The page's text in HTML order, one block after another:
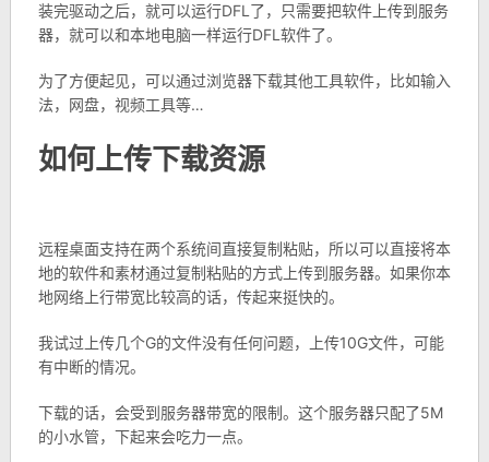
装完驱动之后，就可以运行DFL了，只需要把软件上传到服务
器，就可以和本地电脑一样运行DFL软件了。
为了方便起见，可以通过浏览器下载其他工具软件，比如输入
法，网盘，视频工具等…
如何上传下载资源
远程桌面支持在两个系统间直接复制粘贴，所以可以直接将本
地的软件和素材通过复制粘贴的方式上传到服务器。如果你本
地网络上行带宽比较高的话，传起来挺快的。
我试过上传几个G的文件没有任何问题，上传10G文件，可能
有中断的情况。
下载的话，会受到服务器带宽的限制。这个服务器只配了5M
的小水管，下起来会吃力一点。